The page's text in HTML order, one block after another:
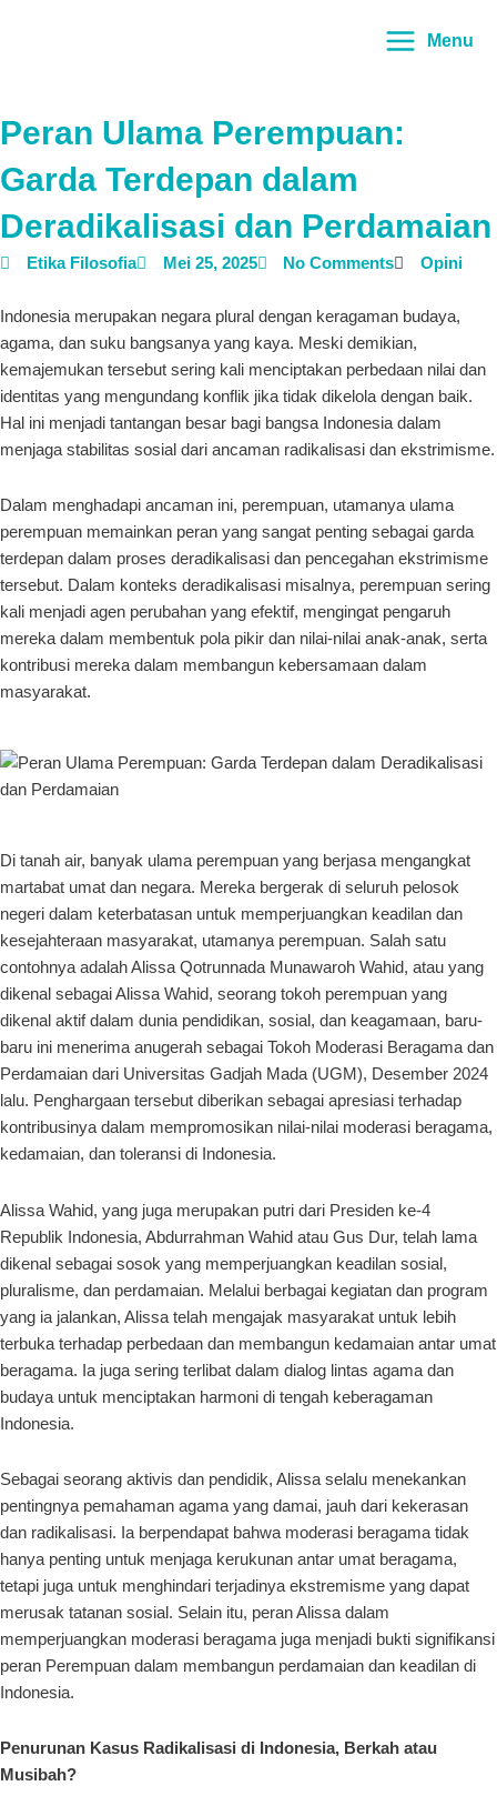
Menu
Peran Ulama Perempuan:
Garda Terdepan dalam
Deradikalisasi dan Perdamaian
Etika Filosofia Mei 25, 2025 No Comments Opini
Indonesia merupakan negara plural dengan keragaman budaya,
agama, dan suku bangsanya yang kaya. Meski demikian,
kemajemukan tersebut sering kali menciptakan perbedaan nilai dan
identitas yang mengundang konflik jika tidak dikelola dengan baik.
Hal ini menjadi tantangan besar bagi bangsa Indonesia dalam
menjaga stabilitas sosial dari ancaman radikalisasi dan ekstrimisme.
Dalam menghadapi ancaman ini, perempuan, utamanya ulama
perempuan memainkan peran yang sangat penting sebagai garda
terdepan dalam proses deradikalisasi dan pencegahan ekstrimisme
tersebut. Dalam konteks deradikalisasi misalnya, perempuan sering
kali menjadi agen perubahan yang efektif, mengingat pengaruh
mereka dalam membentuk pola pikir dan nilai-nilai anak-anak, serta
kontribusi mereka dalam membangun kebersamaan dalam
masyarakat.
Di tanah air, banyak ulama perempuan yang berjasa mengangkat
martabat umat dan negara. Mereka bergerak di seluruh pelosok
negeri dalam keterbatasan untuk memperjuangkan keadilan dan
kesejahteraan masyarakat, utamanya perempuan. Salah satu
contohnya adalah Alissa Qotrunnada Munawaroh Wahid, atau yang
dikenal sebagai Alissa Wahid, seorang tokoh perempuan yang
dikenal aktif dalam dunia pendidikan, sosial, dan keagamaan, baru-
baru ini menerima anugerah sebagai Tokoh Moderasi Beragama dan
Perdamaian dari Universitas Gadjah Mada (UGM), Desember 2024
lalu. Penghargaan tersebut diberikan sebagai apresiasi terhadap
kontribusinya dalam mempromosikan nilai-nilai moderasi beragama,
kedamaian, dan toleransi di Indonesia.
Alissa Wahid, yang juga merupakan putri dari Presiden ke-4
Republik Indonesia, Abdurrahman Wahid atau Gus Dur, telah lama
dikenal sebagai sosok yang memperjuangkan keadilan sosial,
pluralisme, dan perdamaian. Melalui berbagai kegiatan dan program
yang ia jalankan, Alissa telah mengajak masyarakat untuk lebih
terbuka terhadap perbedaan dan membangun kedamaian antar umat
beragama. Ia juga sering terlibat dalam dialog lintas agama dan
budaya untuk menciptakan harmoni di tengah keberagaman
Indonesia.
Sebagai seorang aktivis dan pendidik, Alissa selalu menekankan
pentingnya pemahaman agama yang damai, jauh dari kekerasan
dan radikalisasi. Ia berpendapat bahwa moderasi beragama tidak
hanya penting untuk menjaga kerukunan antar umat beragama,
tetapi juga untuk menghindari terjadinya ekstremisme yang dapat
merusak tatanan sosial. Selain itu, peran Alissa dalam
memperjuangkan moderasi beragama juga menjadi bukti signifikansi
peran Perempuan dalam membangun perdamaian dan keadilan di
Indonesia.
Penurunan Kasus Radikalisasi di Indonesia, Berkah atau
Musibah?